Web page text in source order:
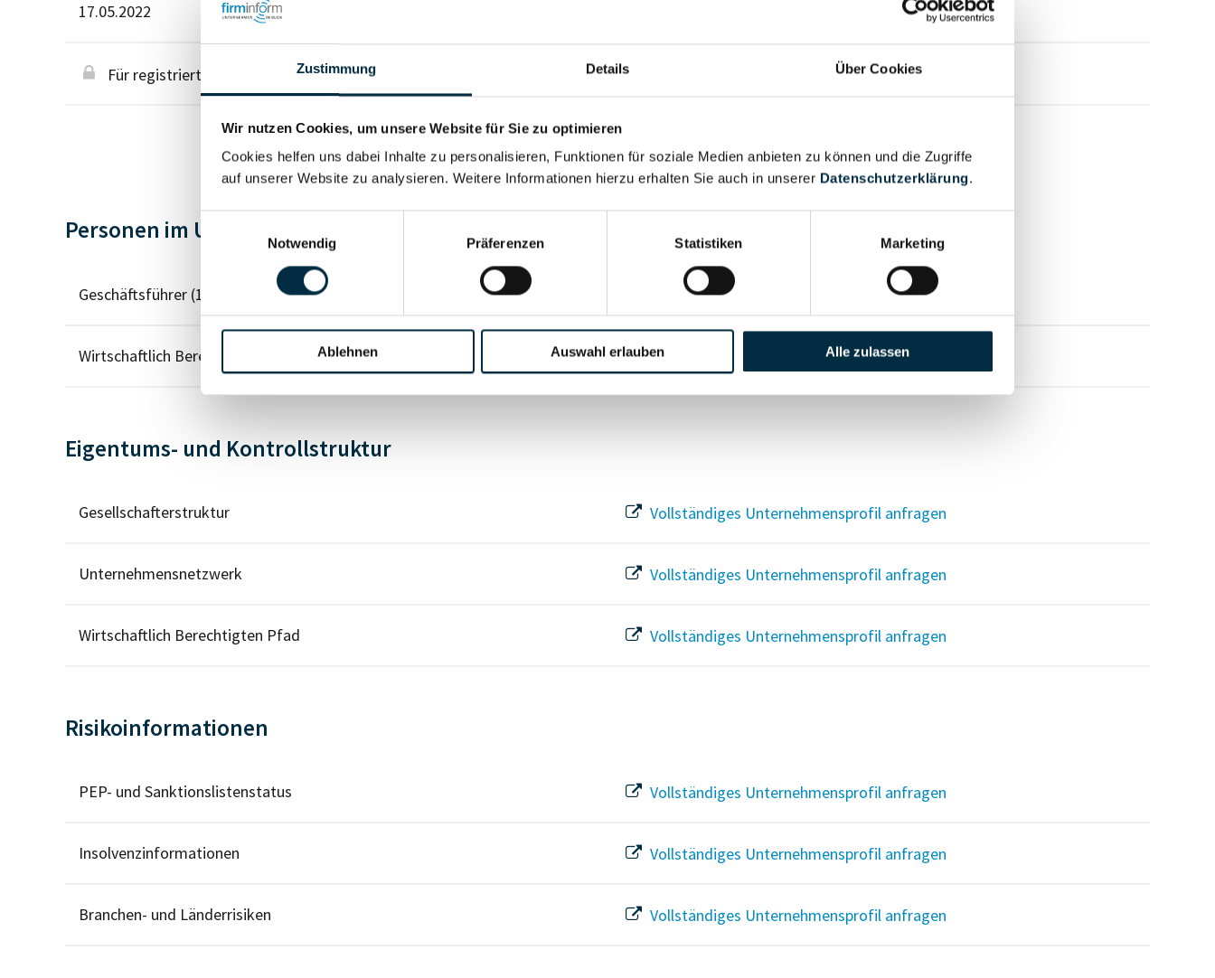
Zustimmung Details Über Cookies
Wir nutzen Cookies, um unsere Website für Sie zu optimieren
Cookies helfen uns dabei Inhalte zu personalisieren, Funktionen für soziale Medien anbieten zu können und die Zugriffe
auf unserer Website zu analysieren. Weitere Informationen hierzu erhalten Sie auch in unserer Datenschutzerklärung.
Notwendig
Präferenzen Statistiken Marketing
Ablehnen Auswahl erlauben Alle zulassen
17.05.2022
Für registrierte Nutzer
Personen im Unternehmen
Geschäftsführer (1) Für registrierte Nutzer
Wirtschaftlich Berechtigter Vollständiges Unternehmensprofil anfragen
Eigentums- und Kontrollstruktur
Gesellschafterstruktur Vollständiges Unternehmensprofil anfragen
Unternehmensnetzwerk Vollständiges Unternehmensprofil anfragen
Wirtschaftlich Berechtigten Pfad Vollständiges Unternehmensprofil anfragen
Risikoinformationen
PEP- und Sanktionslistenstatus Vollständiges Unternehmensprofil anfragen
Insolvenzinformationen Vollständiges Unternehmensprofil anfragen
Branchen- und Länderrisiken Vollständiges Unternehmensprofil anfragen